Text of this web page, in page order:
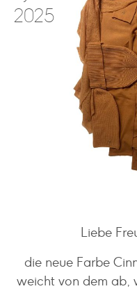
2025
Liebe
die neue Farbe
weicht von dem